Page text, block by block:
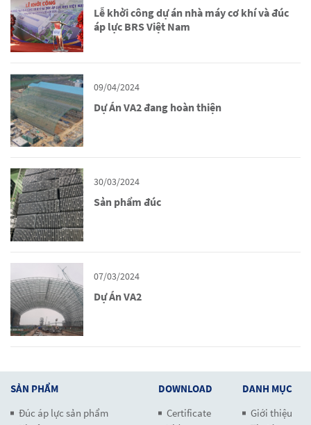
Lễ khởi công dự án nhà máy cơ khí và đúc
áp lực BRS Việt Nam
09/04/2024
Dự Án VA2 đang hoàn thiện
30/03/2024
Sản phẩm đúc
07/03/2024
Dự Án VA2
SẢN PHẨM
Đúc áp lực sản phẩm
DOWNLOAD
Certificate
DANH MỤC
Giới thiệu